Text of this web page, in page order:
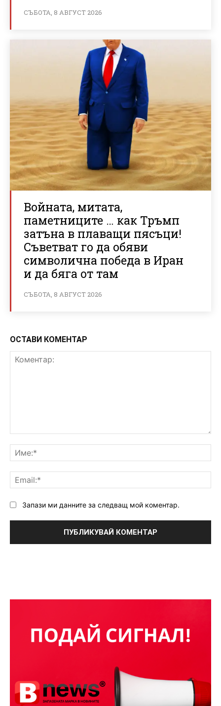
СЪБОТА, 8 АВГУСТ 2026
Войната, митата,
паметниците … как Тръмп
затъна в плаващи пясъци!
Съветват го да обяви
символична победа в Иран
и да бяга от там
СЪБОТА, 8 АВГУСТ 2026
ОСТАВИ КОМЕНТАР
Запази ми данните за следващ мой коментар.